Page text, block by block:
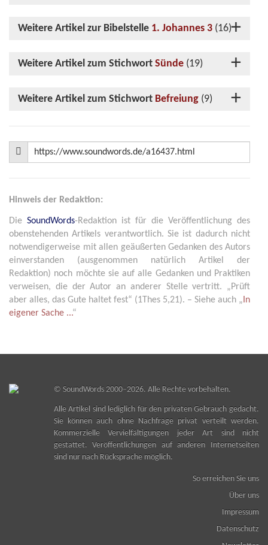
Weitere Artikel zur Bibelstelle 1. Johannes 3 (16)
Weitere Artikel zum Stichwort Sünde (19)
Weitere Artikel zum Stichwort Befreiung (9)
Hinweis der Redaktion:
Die SoundWords-Redaktion ist für die Veröffentlichung des
obenstehenden Artikels verantwortlich. Sie ist dadurch nicht
notwendigerweise mit allen geäußerten Gedanken des Autors
einverstanden (ausgenommen natürlich Artikel der
Redaktion) noch möchte sie auf alle Gedanken und Praktiken
verweisen, die der Autor an anderer Stelle vertritt. „Prüft
aber alles, das Gute haltet fest“ (1Thes 5,21). – Siehe auch „ In
eigener Sache ...“
© SoundWords2000–2026. Alle Rechte vorbehalten.
Alle Artikel sind lediglich für den privaten Gebrauch gedacht.
Sie können auch ohne Nachfrage privat verteilt werden.
Kommerzielle Vervielfältigungen jeder Art sind nicht
gestattet. Veröffentlichungen auf anderen Internetseiten
sind nur nach Rücksprache möglich.
So erreichen Sie uns
Über uns
Impressum
Datenschutz